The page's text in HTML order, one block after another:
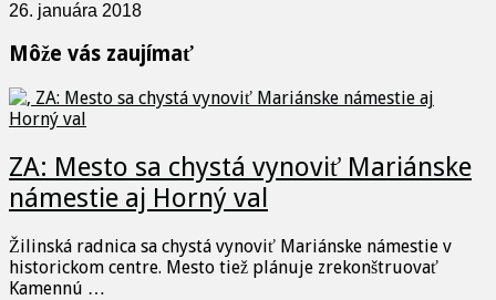
26. januára 2018
Môže vás zaujímať
ZA: Mesto sa chystá vynoviť Mariánske
námestie aj Horný val
Žilinská radnica sa chystá vynoviť Mariánske námestie v
historickom centre. Mesto tiež plánuje zrekonštruovať
Kamennú …